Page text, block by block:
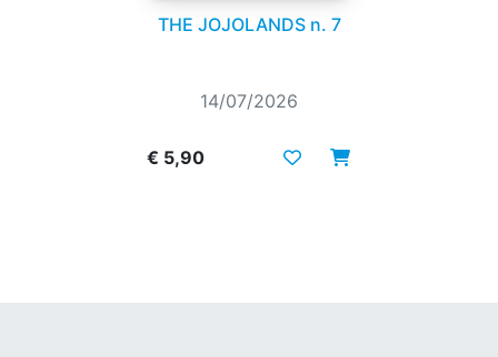
THE JOJOLANDS n. 7
14/07/2026
€ 5,90